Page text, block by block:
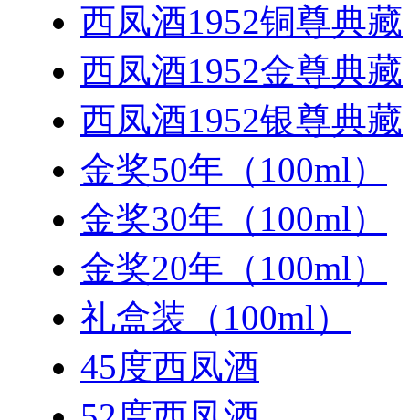
西凤酒1952铜尊典藏
西凤酒1952金尊典藏
西凤酒1952银尊典藏
金奖50年（100ml）
金奖30年（100ml）
金奖20年（100ml）
礼盒装（100ml）
45度西凤酒